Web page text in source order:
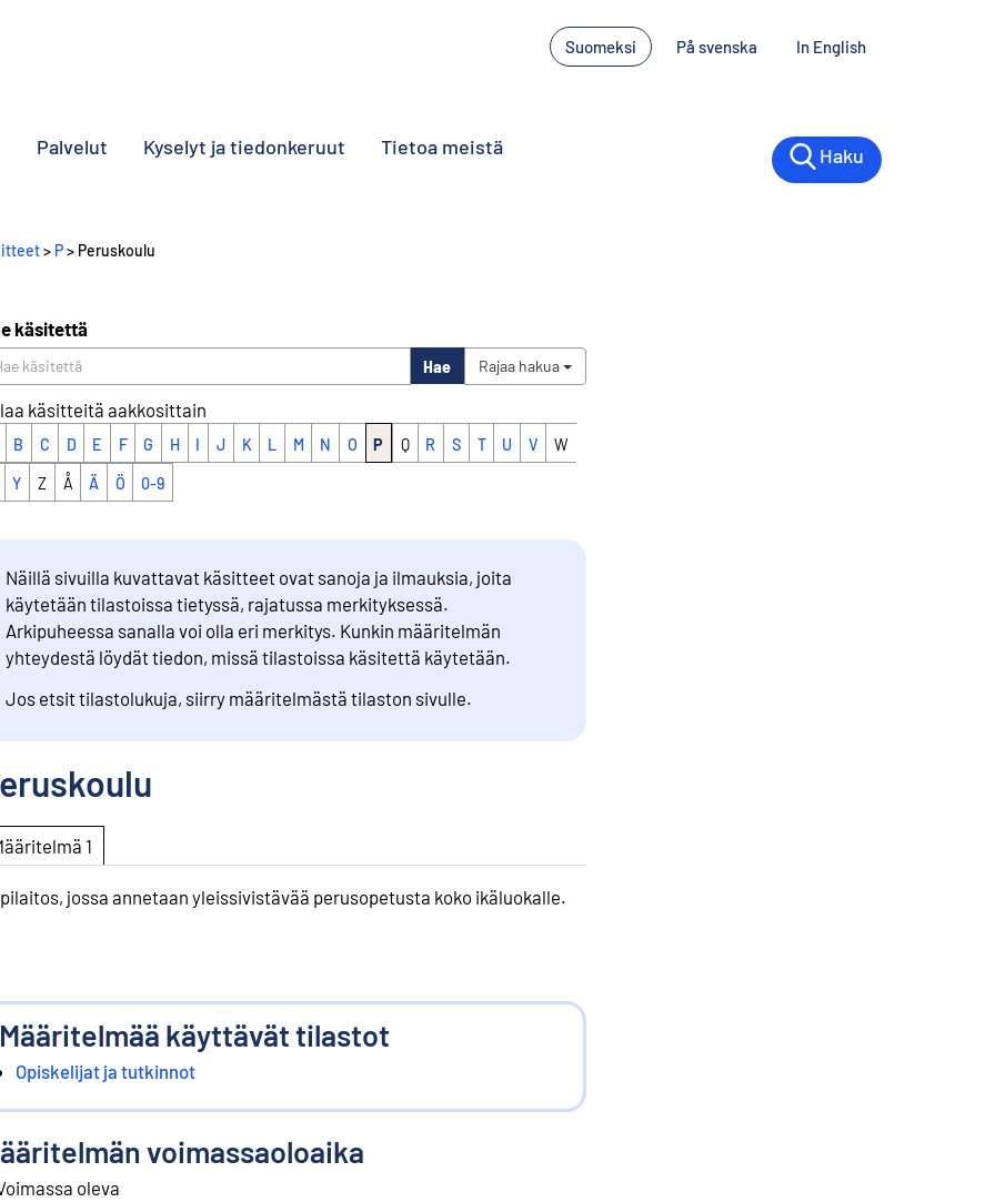
Suomeksi På svenska In English
Palvelut Kyselyt ja tiedonkeruut Tietoa meistä Haku
> P> Peruskoulu
käsitettä
Hae Rajaa hakua
käsitteitä aakkosittain
B C D E F G H I J K L M N O P Q R S T U V W
Y Z Å Ä Ö 0-9
Näillä sivuilla kuvattavat käsitteet ovat sanoja ja ilmauksia, joita
käytetään tilastoissa tietyssä, rajatussa merkityksessä.
Arkipuheessa sanalla voi olla eri merkitys. Kunkin määritelmän
yhteydestä löydät tiedon, missä tilastoissa käsitettä käytetään.
Jos etsit tilastolukuja, siirry määritelmästä tilaston sivulle.
Määritelmä 1
jossa annetaan yleissivistävää perusopetusta koko ikäluokalle.
Määritelmää käyttävät tilastot
Opiskelijat ja tutkinnot
voimassaoloaika
oleva